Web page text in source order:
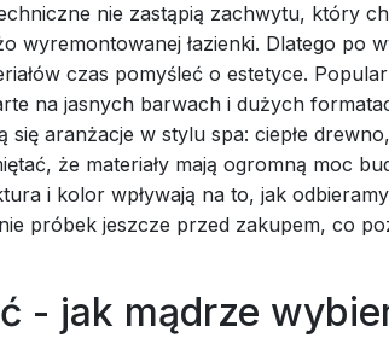
nie zastąpią zachwytu, który
wyremontowanej łazienki. Dlatego po
czas pomyśleć o estetyce.
na jasnych barwach i dużych
aranżacje w stylu spa: ciepłe
że materiały mają ogromną moc
i kolor wpływają na to, jak
próbek jeszcze przed zakupem, co
- jak mądrze